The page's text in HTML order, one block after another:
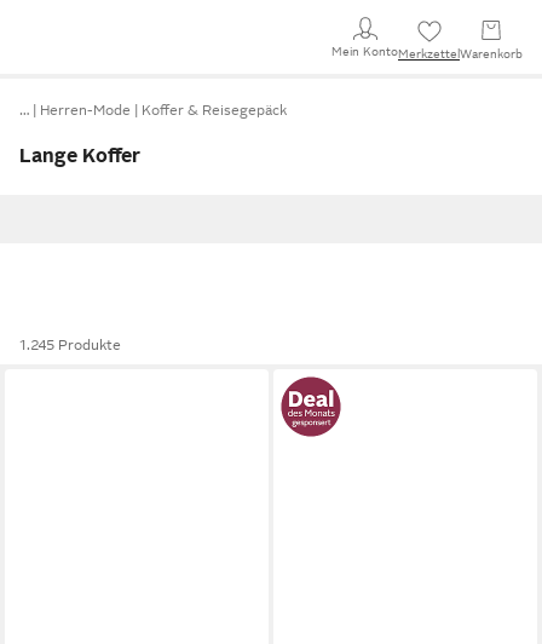
Mein KontoMerkzettel Warenkorb
… Herren-Mode Koffer & Reisegepäck
Lange Koffer
1.245 Produkte